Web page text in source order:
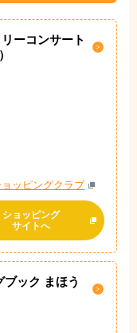
ーコンサート
ッピングクラブ
ショッピング
サイトへ
ック まほう